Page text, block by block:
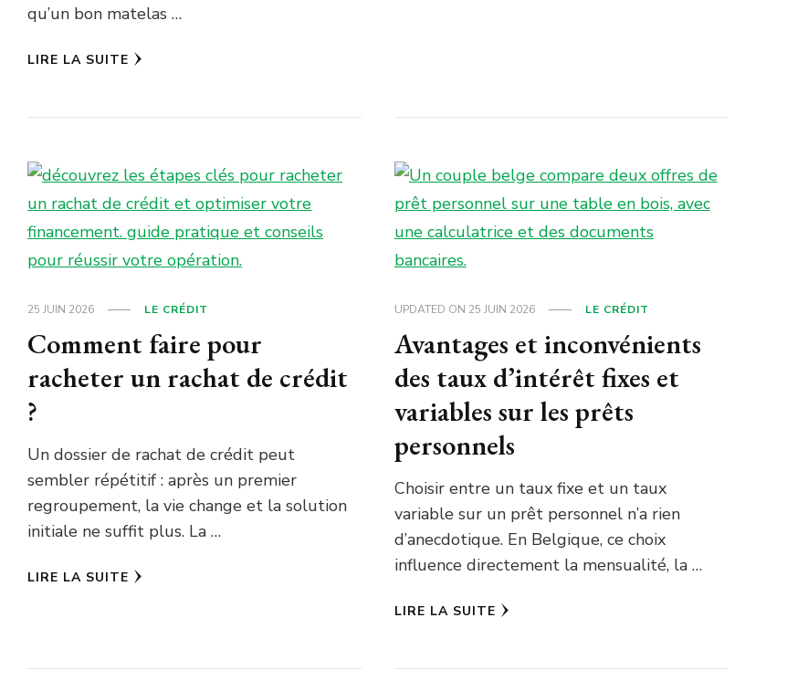
qu’un bon matelas …
LIRE LA SUITE
25 JUIN 2026 LE CRÉDIT
Comment faire pour
racheter un rachat de crédit
?
Un dossier de rachat de crédit peut
sembler répétitif : après un premier
regroupement, la vie change et la solution
initiale ne suffit plus. La …
LIRE LA SUITE
UPDATED ON 25 JUIN 2026 LE CRÉDIT
Avantages et inconvénients
des taux d’intérêt fixes et
variables sur les prêts
personnels
Choisir entre un taux fixe et un taux
variable sur un prêt personnel n’a rien
d’anecdotique. En Belgique, ce choix
influence directement la mensualité, la …
LIRE LA SUITE